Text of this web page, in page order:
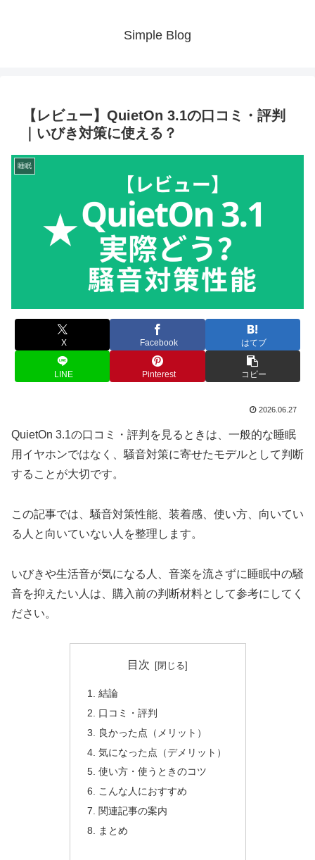
Simple Blog
【レビュー】QuietOn 3.1の口コミ・評判
｜いびき対策に使える？
睡眠
X Facebook はてブ
LINE Pinterest コピー
2026.06.27
QuietOn 3.1の口コミ・評判を見るときは、一般的な睡眠
用イヤホンではなく、騒音対策に寄せたモデルとして判断
することが大切です。
この記事では、騒音対策性能、装着感、使い方、向いてい
る人と向いていない人を整理します。
いびきや生活音が気になる人、音楽を流さずに睡眠中の騒
音を抑えたい人は、購入前の判断材料として参考にしてく
ださい。
目次
結論
口コミ・評判
良かった点（メリット）
気になった点（デメリット）
使い方・使うときのコツ
こんな人におすすめ
関連記事の案内
まとめ